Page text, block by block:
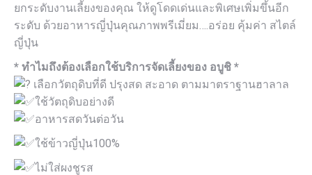
ยกระดับงานเลี้ยงของคุณ ให้ดูโดดเด่นและพิเศษเพิ่มขึ้นอีก
ระดับ ด้วยอาหารญี่ปุ่นคุณภาพพรีเมี่ยม….อร่อย คุ้มค่า สไตล์
ญี่ปุ่น
* ทำไมถึงต้องเลือกใช้บริการจัดเลี้ยงของ อบูชิ *
เลือกวัตถุดิบที่ดี ปรุงสด สะอาด ตามมาตราฐานฮาลาล
ใช้วัตถุดิบอย่างดี
อาหารสดวันต่อวัน
ใช้ข้าวญี่ปุ่น100%
ไม่ใส่ผงชูรส